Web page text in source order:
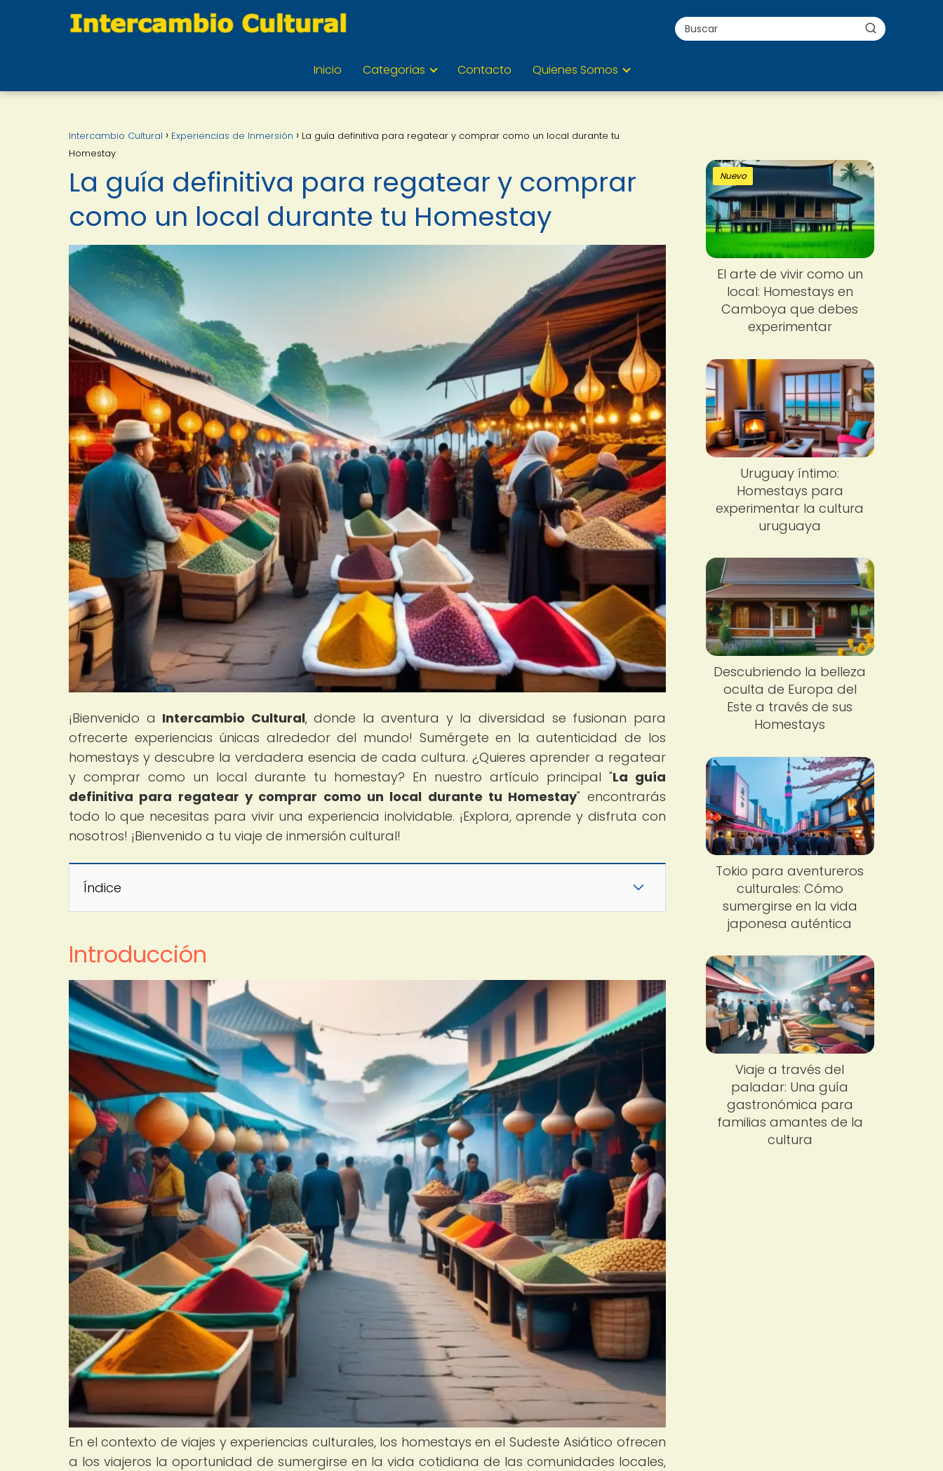
Inicio Categorías Contacto Quienes Somos
Intercambio Cultural Experiencias de Inmersión
La guía definitiva para regatear y comprar como un local durante tu
Homestay
La guía definitiva para regatear y comprar
como un local durante tu Homestay
¡Bienvenido a Intercambio Cultural, donde la aventura y la diversidad se fusionan para
ofrecerte experiencias únicas alrededor del mundo! Sumérgete en la autenticidad de los
homestays y descubre la verdadera esencia de cada cultura. ¿Quieres aprender a regatear
y comprar como un local durante tu homestay? En nuestro artículo principal "La guía
definitiva para regatear y comprar como un local durante tu Homestay" encontrarás
todo lo que necesitas para vivir una experiencia inolvidable. ¡Explora, aprende y disfruta con
nosotros! ¡Bienvenido a tu viaje de inmersión cultural!
Índice
Introducción
En el contexto de viajes y experiencias culturales, los homestays en el Sudeste Asiático ofrecen
a los viajeros la oportunidad de sumergirse en la vida cotidiana de las comunidades locales,
Nuevo
El arte de vivir como un
local: Homestays en
Camboya que debes
experimentar
Uruguay íntimo:
Homestays para
experimentar la cultura
uruguaya
Descubriendo la belleza
oculta de Europa del
Este a través de sus
Homestays
Tokio para aventureros
culturales: Cómo
sumergirse en la vida
japonesa auténtica
Viaje a través del
paladar: Una guía
gastronómica para
familias amantes de la
cultura